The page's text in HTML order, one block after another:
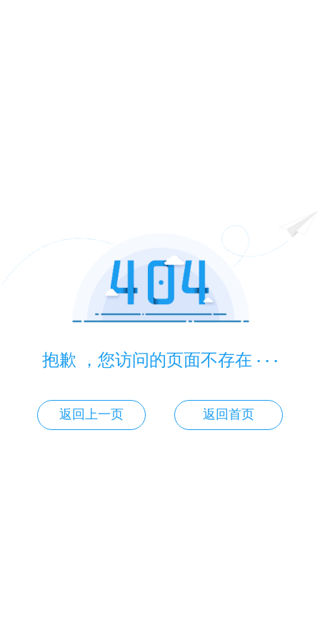
抱歉 ，您访问的页面不存在 · · ·
返回上一页 返回首页